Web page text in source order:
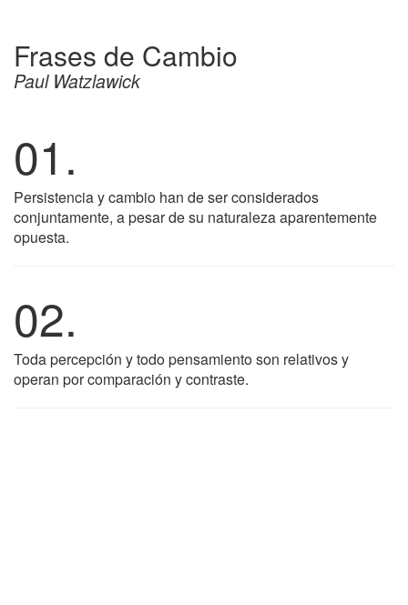
Frases de Cambio
Paul Watzlawick
01.
Persistencia y cambio han de ser considerados
conjuntamente, a pesar de su naturaleza aparentemente
opuesta.
02.
Toda percepción y todo pensamiento son relativos y
operan por comparación y contraste.